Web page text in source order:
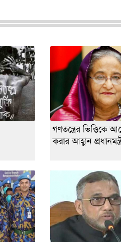
গণতন্ত্রের ভিত্তিকে
করার আহ্বান